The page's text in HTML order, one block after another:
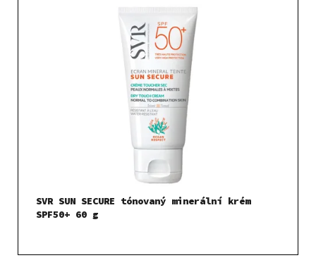
SVR SUN SECURE tónovaný minerální krém
SPF50+ 60 g